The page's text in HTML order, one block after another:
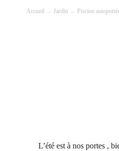
Accueil Jardin Piscine
L’été est à nos portes ,